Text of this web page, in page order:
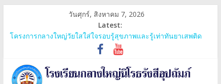
content
วันศุกร์, สิงหาคม 7, 2026
Latest:
โครงการค่ายเยาวชน หัวใจสุจริต มีจิตสาธารณะ
โครงการกลางใหญ่วัยใสใส่ใจรอบรู้สุขภาพและรู้เท่าทันยาเสพติด
ประชุมสามัญกลุ่มเครือข่ายภูพระบาท
โครงการ 60 ปี ไทยฮอนด้า ขับขี่ปลอดภัย เพื่อสังคมไทยยั่งยืน มอบ
หมวกนิรภัย